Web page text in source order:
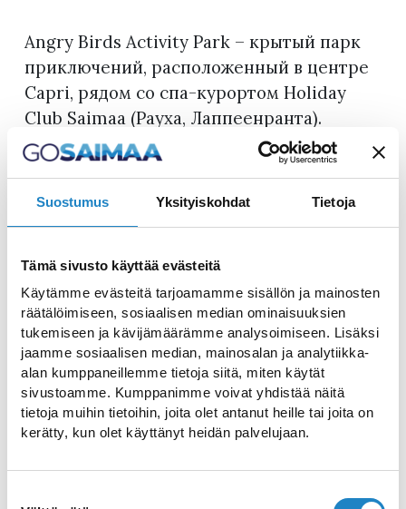
Suostumus Yksityiskohdat Tietoja
Tämä sivusto käyttää evästeitä
Käytämme evästeitä tarjoamamme sisällön ja mainosten
räätälöimiseen, sosiaalisen median ominaisuuksien
tukemiseen ja kävijämäärämme analysoimiseen. Lisäksi
jaamme sosiaalisen median, mainosalan ja analytiikka-
alan kumppaneillemme tietoja siitä, miten käytät
sivustoamme. Kumppanimme voivat yhdistää näitä
tietoja muihin tietoihin, joita olet antanut heille tai joita on
kerätty, kun olet käyttänyt heidän palvelujaan.
Angry Birds Activity Park – крытый парк
приключений, расположенный в центре
Capri, рядом cо спа-курортом Holiday
Club Saimaa (Рауха, Лаппеенранта).
Открытие парка состоялось летом 2013 г.
В парке найдутся развлечения для
посетителей любого возраста – как для
детей, так и взрослых. Кроме того, это
отличное место для проведения
корпоративных мероприятий. Добро
пожаловать в Angry Birds Activity Park
всей семьей или в компании друзей и
коллег!
Площадь парка составляет 2400 м2. На
первом этаже находится площадка для
постарше. Здесь также расположен